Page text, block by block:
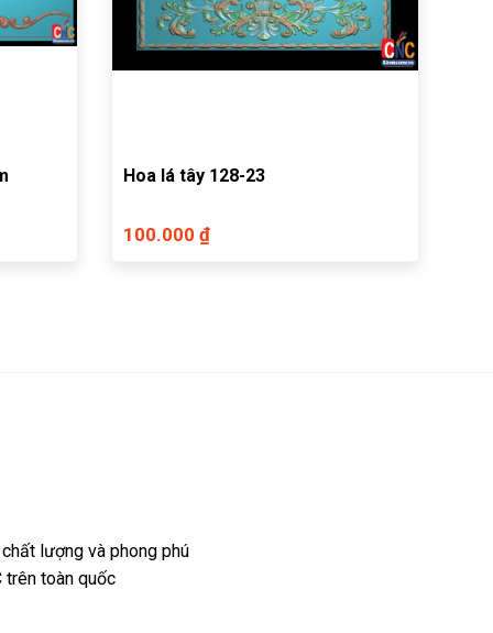
Hoa lá tây 128-23
100.000 ₫
lượng và phong phú
trên toàn quốc